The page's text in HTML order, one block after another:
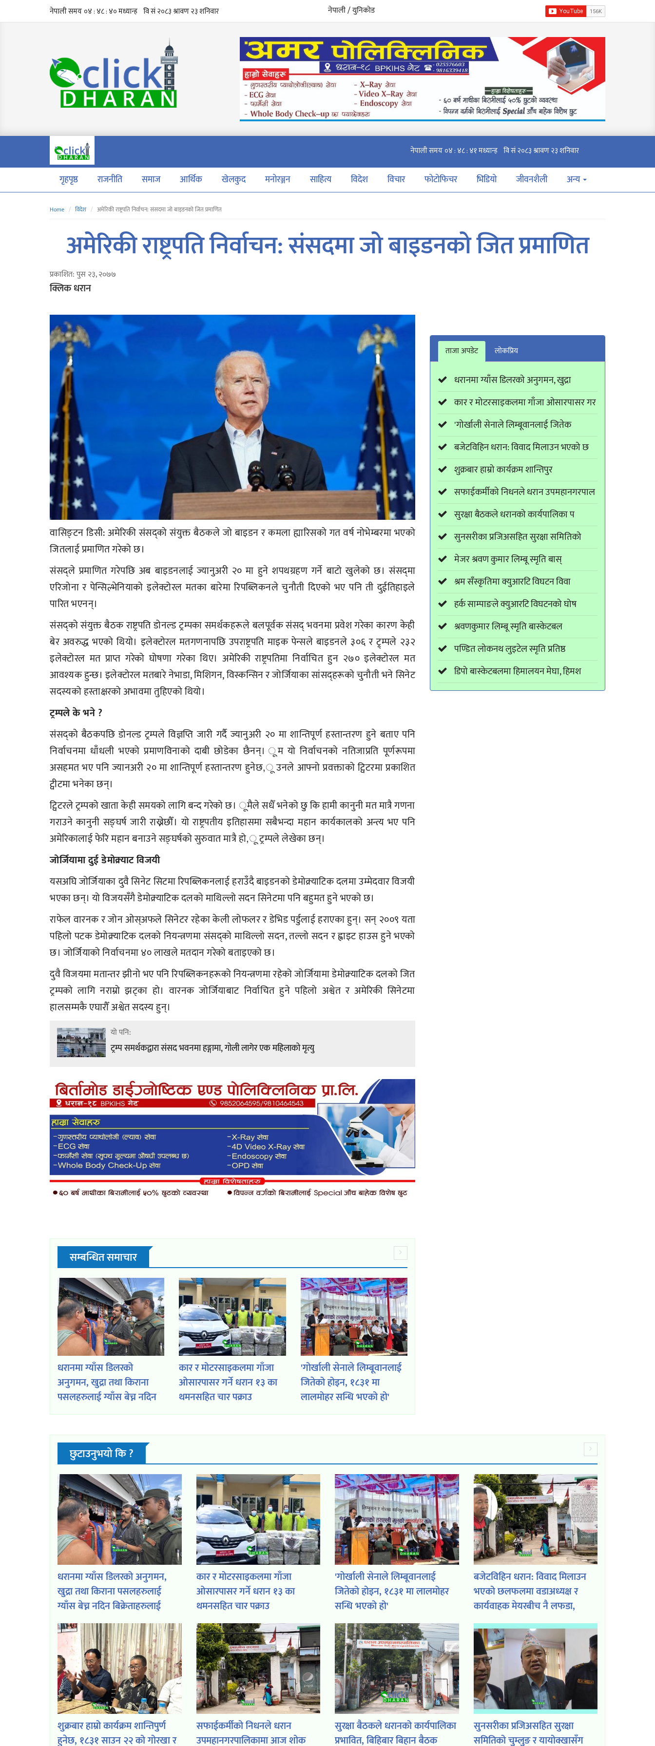
नेपाली / युनिकोड
गृहपृष्ठ राजनीति समाज आर्थिक खेलकुद मनोरञ्जन साहित्य विदेश विचार फोटोफिचर भिडियो जीवनशैली अन्य
Home विदेश अमेरिकी राष्ट्रपति निर्वाचन: संसदमा जो बाइडनको जित प्रमाणित
अमेरिकी राष्ट्रपति निर्वाचन: संसदमा जो बाइडनको जित प्रमाणित
प्रकाशित: पुस २३, २०७७
क्लिक धरान
वासिङ्टन डिसी: अमेरिकी संसद्को संयुक्त बैठकले जो बाइडन र कमला ह्यारिसको गत वर्ष नोभेम्बरमा भएको
जितलाई प्रमाणित गरेको छ।
संसद्‌ले प्रमाणित गरेपछि अब बाइडनलाई ज्यानुअरी २० मा हुने शपथग्रहण गर्ने बाटो खुलेको छ। संसद्‌मा
एरिजोना र पेन्सिल्भेनियाको इलेक्टोरल मतका बारेमा रिपब्लिकनले चुनौती दिएको भए पनि ती दुईतिहाइले
पारित भएनन्।
संसद्को संयुक्त बैठक राष्ट्रपति डोनल्ड ट्रम्पका समर्थकहरूले बलपूर्वक संसद् भवनमा प्रवेश गरेका कारण केही
बेर अवरुद्ध भएको थियो। इलेक्टोरल मतगणनापछि उपराष्ट्रपति माइक पेन्सले बाइडनले ३०६ र ट्र्म्पले २३२
इलेक्टोरल मत प्राप्त गरेको घोषणा गरेका थिए। अमेरिकी राष्ट्रपतिमा निर्वाचित हुन २७० इलेक्टोरल मत
आवश्यक हुन्छ। इलेक्टोरल मतबारे नेभाडा, मिशिगन, विस्कन्सिन र जोर्जियाका सांसद्हरूको चुनौती भने सिनेट
सदस्यको हस्ताक्षरको अभावमा तुहिएको थियो।
ट्रम्पले के भने ?
संसद्को बैठकपछि डोनल्ड ट्रम्पले विज्ञप्ति जारी गर्दै ज्यानुअरी २० मा शान्तिपूर्ण हस्तान्तरण हुने बताए पनि
निर्वाचनमा धाँधली भएको प्रमाणविनाको दाबी छोडेका छैनन्। ूम यो निर्वाचनको नतिजाप्रति पूर्णरूपमा
असहमत भए पनि ज्यानअरी २० मा शान्तिपूर्ण हस्तान्तरण हुनेछ,ू उनले आफ्नो प्रवक्ताको ट्विटरमा प्रकाशित
ट्वीटमा भनेका छन्।
ट्विटरले ट्रम्पको खाता केही समयको लागि बन्द गरेको छ। ूमैले सधैँ भनेको छु कि हामी कानुनी मत मात्रै गणना
गराउने कानुनी सङ्घर्ष जारी राख्नेछौँ। यो राष्ट्रपतीय इतिहासमा सबैभन्दा महान कार्यकालको अन्त्य भए पनि
अमेरिकालाई फेरि महान बनाउने सङ्घर्षको सुरुवात मात्रै हो,ू ट्रम्पले लेखेका छन्।
जोर्जियामा दुई डेमोक्र्याट विजयी
यसअघि जोर्जियाका दुवै सिनेट सिटमा रिपब्लिकनलाई हराउँदै बाइडनको डेमोक्र्याटिक दलमा उम्मेदवार विजयी
भएका छन्। यो विजयसँगै डेमोक्र्याटिक दलको माथिल्लो सदन सिनेटमा पनि बहुमत हुने भएको छ।
राफेल वारनक र जोन ओस्अफले सिनेटर रहेका केली लोफलर र डेभिड पर्डुलाई हराएका हुन्। सन् २००९ यता
पहिलो पटक डेमोक्र्याटिक दलको नियन्त्रणमा संसद्‌को माथिल्लो सदन, तल्लो सदन र ह्वाइट हाउस हुने भएको
छ। जोर्जियाको निर्वाचनमा ४० लाखले मतदान गरेको बताइएको छ।
दुवै विजयमा मतान्तर झीनो भए पनि रिपब्लिकनहरूको नियन्त्रणमा रहेको जोर्जियामा डेमोक्र्याटिक दलको जित
ट्रम्पको लागि नराम्रो झट्का हो। वारनक जोर्जियाबाट निर्वाचित हुने पहिलो अश्वेत र अमेरिकी सिनेटमा
हालसम्मकै एघारौँ अश्वेत सदस्य हुन्।
यो पनि:
ट्रम्प समर्थकद्वारा संसद भवनमा हङ्गामा, गोली लागेर एक महिलाको मृत्यु
सम्बन्धित समाचार
धरानमा ग्याँस डिलरको
अनुगमन, खुद्रा तथा किराना
पसलहरुलाई ग्याँस बेच्न नदिन
बिक्रेताहरुलाई आग्रह
कार र मोटरसाइकलमा गाँजा
ओसारपासर गर्ने धरान १३ का
थमनसहित चार पक्राउ
'गोर्खाली सेनाले लिम्बूवानलाई
जितेको होइन, १८३१ मा
लालमोहर सन्धि भएको हो'
ताजा अपडेट लाेकप्रिय
धरानमा ग्याँस डिलरको अनुगमन, खुद्रा
कार र मोटरसाइकलमा गाँजा ओसारपासर गर
'गोर्खाली सेनाले लिम्बूवानलाई जितेक
बजेटविहिन धरान: विवाद मिलाउन भएको छ
शुक्रबार हाम्रो कार्यक्रम शान्तिपुर
सफाईकर्मीको निधनले धरान उपमहानगरपाल
सुरक्षा बैठकले धरानको कार्यपालिका प
सुनसरीका प्रजिअसहित सुरक्षा समितिको
मेजर श्रवण कुमार लिम्बू स्मृति बास्
श्रम सँस्कृतिमा क्युआरटि विघटन विवा
हर्क साम्पाङले क्युआरटि विघटनको घोष
श्रवणकुमार लिम्बू स्मृति बास्केटबल
पण्डित लोकनथ लुइटेल स्मृति प्रतिष्ठ
डिपो बास्केटबलमा हिमालयन मेघा, हिमश
छुटाउनुभयो कि ?
धरानमा ग्याँस डिलरको अनुगमन,
खुद्रा तथा किराना पसलहरुलाई
ग्याँस बेच्न नदिन बिक्रेताहरुलाई
आग्रह
कार र मोटरसाइकलमा गाँजा
ओसारपासर गर्ने धरान १३ का
थमनसहित चार पक्राउ
'गोर्खाली सेनाले लिम्बूवानलाई
जितेको होइन, १८३१ मा लालमोहर
सन्धि भएको हो'
बजेटविहिन धरान: विवाद मिलाउन
भएको छलफलमा वडाअध्यक्ष र
कार्यवाहक मेयरबीच नै लफडा,
वडाअध्यक्षले अमर्यादित गाली गरेको
आरोप
शुक्रबार हाम्रो कार्यक्रम शान्तिपुर्ण
हुनेछ, १८३१ साउन २२ को गोरखा र
सफाईकर्मीको निधनले धरान
उपमहानगरपालिकामा आज शोक
सुरक्षा बैठकले धरानको कार्यपालिका
प्रभावित, बिहिबार बिहान बैठक
सुनसरीका प्रजिअसहित सुरक्षा
समितिको चुम्लुङ र यायोक्खासँग